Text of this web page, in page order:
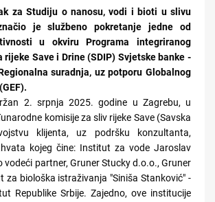
za Studiju o nanosu, vodi i bioti u slivu
je službeno pokretanje jedne od
u okviru Programa integriranog
rijeke Save i Drine (SDIP) Svjetske banke -
suradnja, uz potporu Globalnog
2. srpnja 2025. godine u Zagrebu, u
komisije za sliv rijeke Save (Savska
klijenta, uz podršku konzultanta,
kojeg čine: Institut za vode Jaroslav
vodeći partner, Gruner Stucky d.o.o., Gruner
za biološka istraživanja "Siniša Stanković" -
Republike Srbije. Zajedno, ove institucije